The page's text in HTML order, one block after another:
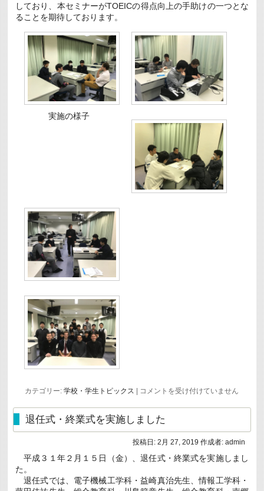
しており、本セミナーがTOEICの得点向上の手助けの一つとな
ることを期待しております。
実施の様子
カテゴリー: 学校・学生トピックス
新
事
プ
ロ
ジ
ェ
ト
会
話
コメントを受け付けていません
退任式・終業式を実施しました
投稿日: 2月 27, 2019 作成者: admin
平成３１年２月１５日（金）、退任式・終業式を実施しまし
た。
退任式では、電子機械工学科・益崎真治先生、情報工学科・